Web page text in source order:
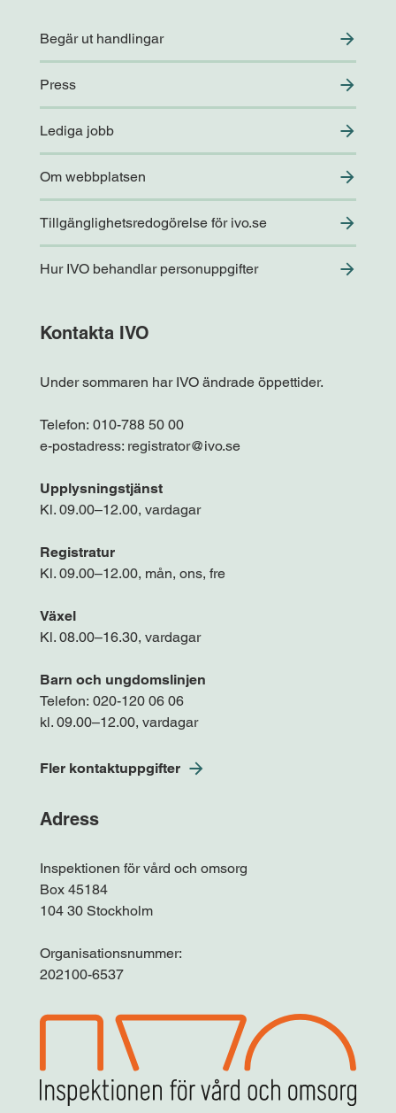
Begär ut handlingar
Press
Lediga jobb
Om webbplatsen
Tillgänglighetsredogörelse för ivo.se
Hur IVO behandlar personuppgifter
Kontakta IVO
Under sommaren har IVO ändrade öppettider.
Telefon: 010-788 50 00
e-postadress: registrator@ivo.se
Upplysningstjänst
Kl. 09.00–12.00, vardagar
Registratur
Kl. 09.00–12.00, mån, ons, fre
Växel
Kl. 08.00–16.30, vardagar
Barn och ungdomslinjen
Telefon: 020-120 06 06
kl. 09.00–12.00, vardagar
Fler kontaktuppgifter
Adress
Inspektionen för vård och omsorg
Box 45184
104 30 Stockholm
Organisationsnummer:
202100-6537